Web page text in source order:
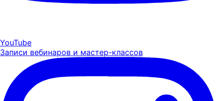
YouTube
Записи вебинаров и мастер-классов